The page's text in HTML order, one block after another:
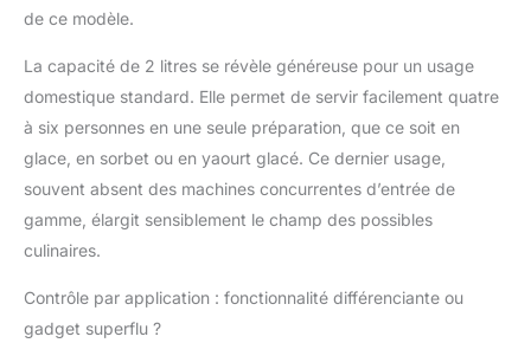
de ce modèle.
La capacité de 2 litres se révèle généreuse pour un usage
domestique standard. Elle permet de servir facilement quatre
à six personnes en une seule préparation, que ce soit en
glace, en sorbet ou en yaourt glacé. Ce dernier usage,
souvent absent des machines concurrentes d’entrée de
gamme, élargit sensiblement le champ des possibles
culinaires.
Contrôle par application : fonctionnalité différenciante ou
gadget superflu ?